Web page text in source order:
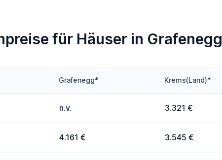
für Häuser in Grafenegg
Grafenegg* Krems(Land)*
n.v. 3.321 €
4.161 € 3.545 €